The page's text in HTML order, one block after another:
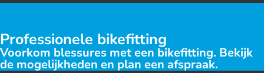
Professionele bikefitting
Voorkom blessures met een bikefitting. Bekijk
de mogelijkheden en plan een afspraak.